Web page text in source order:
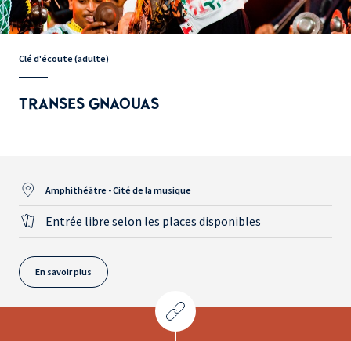
Clé d'écoute (adulte)
TRANSES GNAOUAS
Amphithéâtre - Cité de la musique
Entrée libre selon les places disponibles
En savoir plus